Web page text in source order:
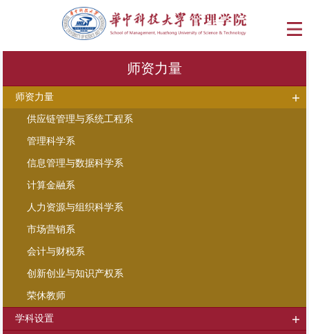
师资力量
师资力量
供应链管理与系统工程系
管理科学系
信息管理与数据科学系
计算金融系
人力资源与组织科学系
市场营销系
会计与财税系
创新创业与知识产权系
荣休教师
学科设置